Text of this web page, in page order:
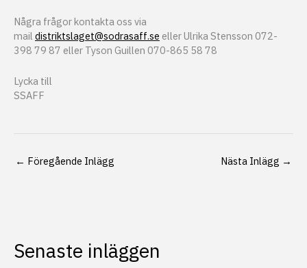
Några frågor kontakta oss via
mail distriktslaget@sodrasaff.se eller Ulrika Stensson 072-
398 79 87 eller Tyson Guillen 070-865 58 78
Lycka till
SSAFF
← Föregående Inlägg Nästa Inlägg →
Senaste inläggen